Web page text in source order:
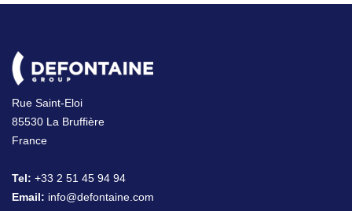
Rue Saint-Eloi
85530 La Bruffière
France
Tel: +33 2 51 45 94 94
Email: info@defontaine.com